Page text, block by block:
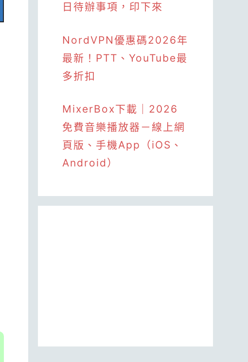
日待辦事項，印下來
NordVPN優惠碼2026年
最新！PTT、YouTube最
多折扣
MixerBox下載｜2026
免費音樂播放器－線上網
頁版、手機App（iOS、
Android）